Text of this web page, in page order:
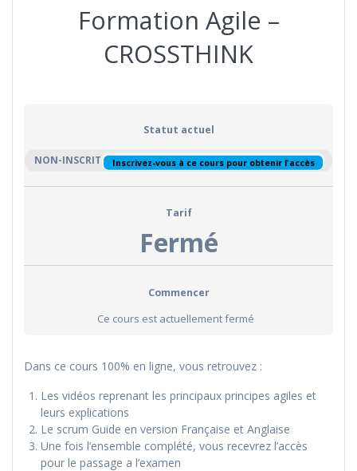
Formation Agile –
CROSSTHINK
Statut actuel
NON-INSCRIT Inscrivez-vous à ce cours pour obtenir l'accès
Tarif
Fermé
Commencer
Ce cours est actuellement fermé
Dans ce cours 100% en ligne, vous retrouvez :
Les vidéos reprenant les principaux principes agiles et
leurs explications
Le scrum Guide en version Française et Anglaise
Une fois l’ensemble complété, vous recevrez l’accès
pour le passage a l’examen